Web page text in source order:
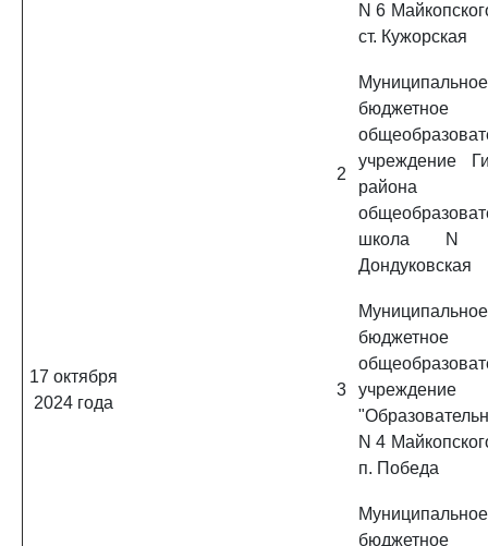
N 6
ст. Кужорская
2
Муниципальное
бюджетное
учреждение
района
школа N
Дондуковская
17 октября
2024 года
3
Муниципальное
бюджетное
учреждение
N 4
п. Победа
Муниципальное
бюджетное